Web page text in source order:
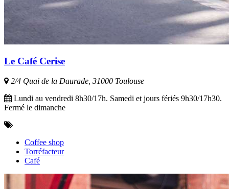
Le Café Cerise
2/4 Quai de la Daurade, 31000 Toulouse
Lundi au vendredi 8h30/17h. Samedi et jours fériés 9h30/17h30.
Fermé le dimanche
Coffee shop
Torréfacteur
Café